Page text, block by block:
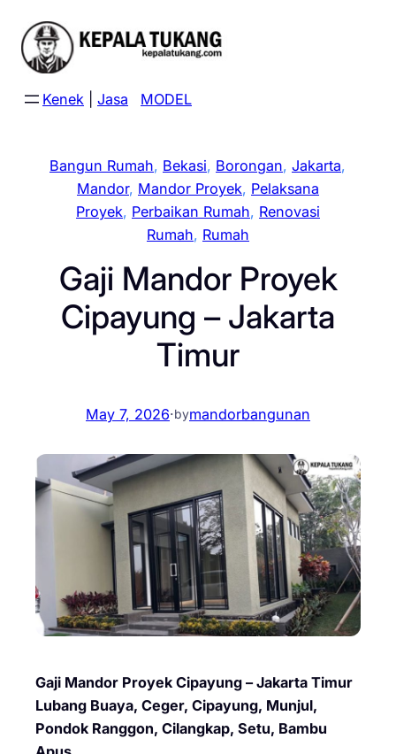
content
Kenek Jasa MODEL
Bangun Rumah, Bekasi, Borongan, Jakarta
Mandor, Mandor Proyek, Pelaksana
Proyek, Perbaikan Rumah, Renovasi
Rumah, Rumah
Gaji Mandor Proyek
Cipayung – Jakarta
Timur
May 7, 2026·bymandorbangunan
Gaji Mandor Proyek Cipayung – Jakarta Timur
Lubang Buaya, Ceger, Cipayung, Munjul,
Pondok Ranggon, Cilangkap, Setu, Bambu